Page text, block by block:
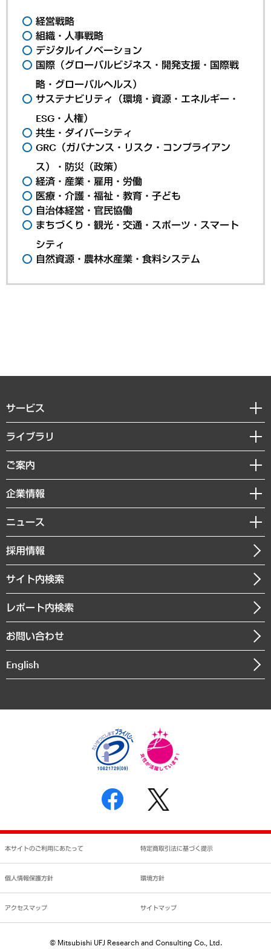
経営戦略
組織・人事戦略
デジタルイノベーション
国際（グローバルビジネス・開発支援・国際戦
略・グローバルヘルス）
サステナビリティ（環境・資源・エネルギー・
ESG・人権）
共生・ダイバーシティ
GRC（ガバナンス・リスク・コンプライアン
ス）・防災（政策）
経済・産業・雇用・労働
医療・介護・福祉・教育・子ども
自治体経営・官民協働
まちづくり・観光・交通・スポーツ・スマート
シティ
自然資源・農林水産業・食料システム
サービス
経営戦略
組織・人事戦略
デジタルイノベーション
共生・ダイバーシティ
GRC（ガバナンス・リスク・コンプライアンス）・防災（政策）
経済・産業・雇用・労働
まちづくり・観光・交通・スポーツ・スマートシティ
自然資源・農林水産業・食料システム
ライブラリ
経済調査
レポート
コラム
経営用語集
受託・受注実績（官公庁関連）
メディア掲載・出演
ご案内
セミナー・イベント情報
MUFGビジネスセミナー
受託案件情報
企業情報
私たちの想い
社長メッセージ
会社概要
沿革
組織図・本部部室紹介
インドネシア現地法人
個人情報保護方針
反社会的勢力に対する基本方針
書面による個人情報の開示等の請求の手続きについて
ニュース
ニュースリリース
お知らせ
採用情報
サイト内検索
レポート内検索
お問い合わせ
English
本サイトのご利用にあたって 特定商取引法に基づく提示
個人情報保護方針 環境方針
アクセスマップ サイトマップ
© Mitsubishi UFJ Research and Consulting Co., Ltd.